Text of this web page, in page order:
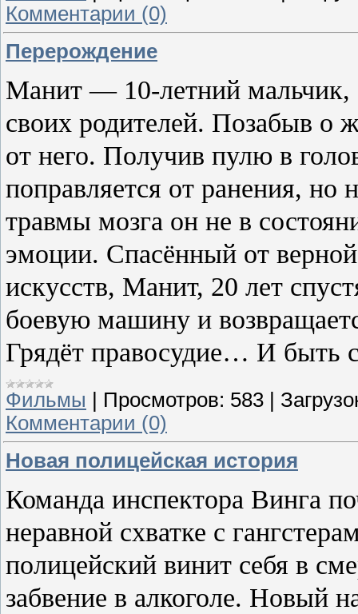
Комментарии (0)
Перерождение
Манит — 10-летний мальчик,
своих родителей. Позабыв о
от него. Получив пулю в
поправляется от ранения, но
травмы мозга он не в
эмоции. Спасённый от
искусств, Манит, 20 лет
боевую машину и
Грядёт правосудие… И быть
Фильмы | Просмотров: 583 |
Комментарии (0)
Новая полицейская история
Команда инспектора Винга
неравной схватке с
полицейский винит себя в
забвение в алкоголе. Новый